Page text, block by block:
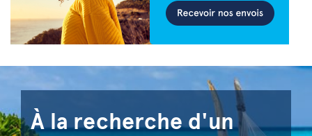
À la recherche d'un